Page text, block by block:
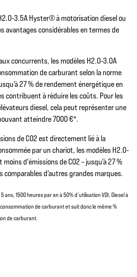
3.5A Hyster® à motorisation diesel ou
avantages considérables en termes de
concurrents, les modèles H2.0-3.0A
de carburant selon la norme
27 % de rendement énergétique en
contribuent à réduire les coûts. Pour les
diesel, cela peut représenter une
atteindre 7000 €*.
de CO2 est directement lié à la
par un chariot, les modèles H2.0-
d'émissions de CO2 – jusqu'à 27 %
comparables d'autres grandes marques.
ans, 1500 heures par an à 50% d’utilisation VDI, Diesel à
consommation de carburant et suit donc le même %
de carburant.